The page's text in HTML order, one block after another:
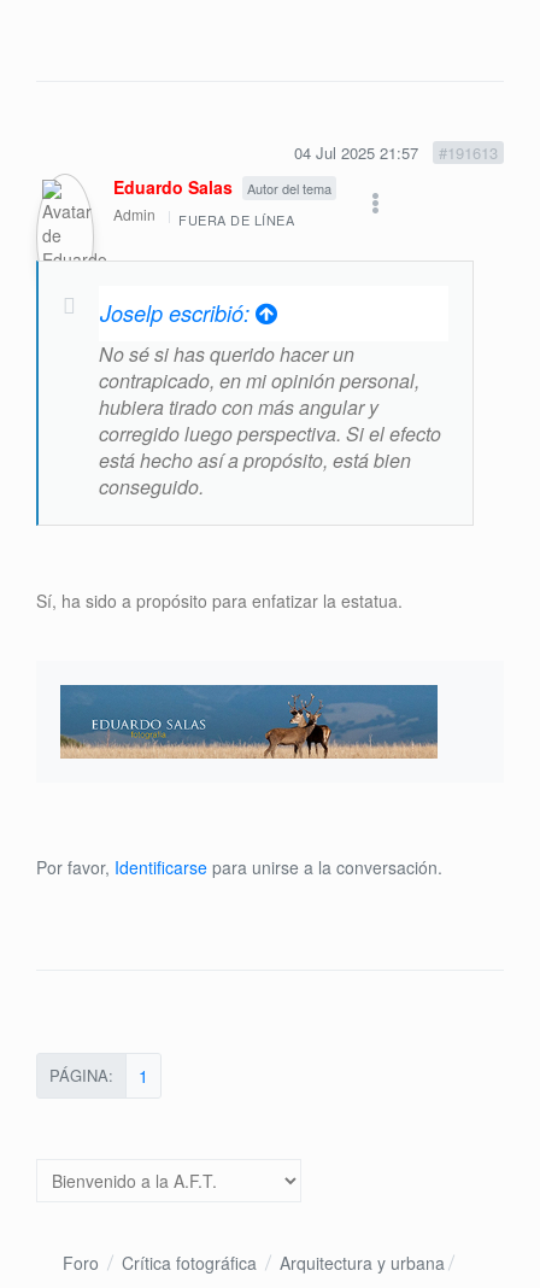
04 Jul 2025 21:57 #191613
Eduardo Salas Autor del tema
Admin FUERA DE LÍNEA
Joselp escribió:
No sé si has querido hacer un
contrapicado, en mi opinión personal,
hubiera tirado con más angular y
corregido luego perspectiva. Si el efecto
está hecho así a propósito, está bien
conseguido.
Sí, ha sido a propósito para enfatizar la estatua.
Por favor, Identificarse para unirse a la conversación.
PÁGINA: 1
Foro Crítica fotográfica
Arquitectura y urbana